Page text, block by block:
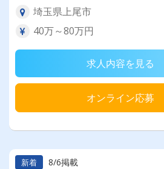
埼玉県上尾市
40万～80万円
求人内容を見る
オンライン応募
新着 8/6掲載